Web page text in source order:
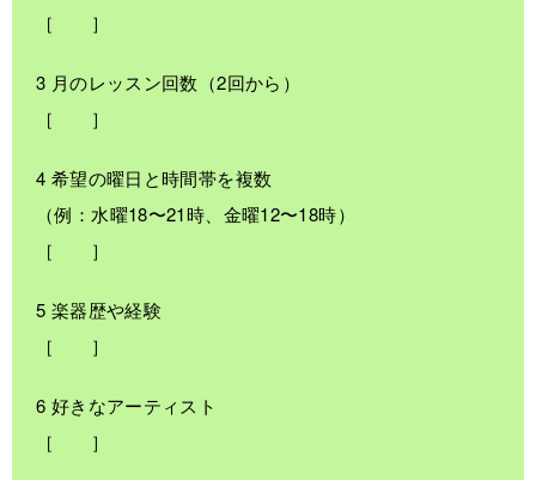
［ ］
3 月のレッスン回数（2回から）
［ ］
4 希望の曜日と時間帯を複数
（例：水曜18〜21時、金曜12〜18時）
［ ］
5 楽器歴や経験
［ ］
6 好きなアーティスト
［ ］